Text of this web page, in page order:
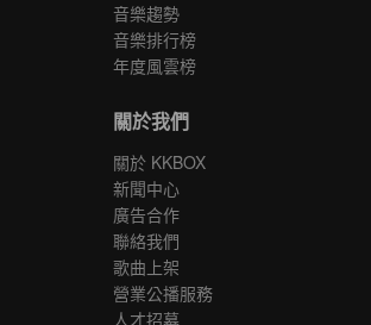
音樂趨勢
音樂排行榜
年度風雲榜
關於我們
關於 KKBOX
新聞中心
廣告合作
聯絡我們
歌曲上架
營業公播服務
人才招募